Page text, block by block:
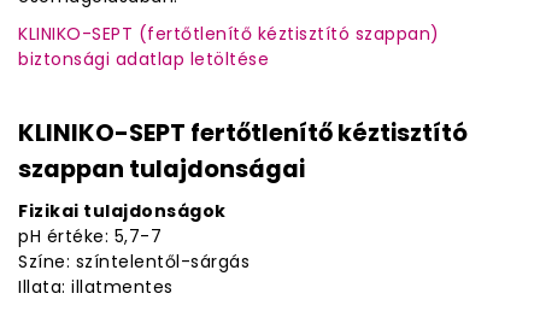
KLINIKO-SEPT (fertőtlenítő kéztisztító szappan)
biztonsági adatlap letöltése
KLINIKO-SEPT fertőtlenítő kéztisztító
szappan tulajdonságai
Fizikai tulajdonságok
pH értéke: 5,7-7
Színe: színtelentől-sárgás
Illata: illatmentes